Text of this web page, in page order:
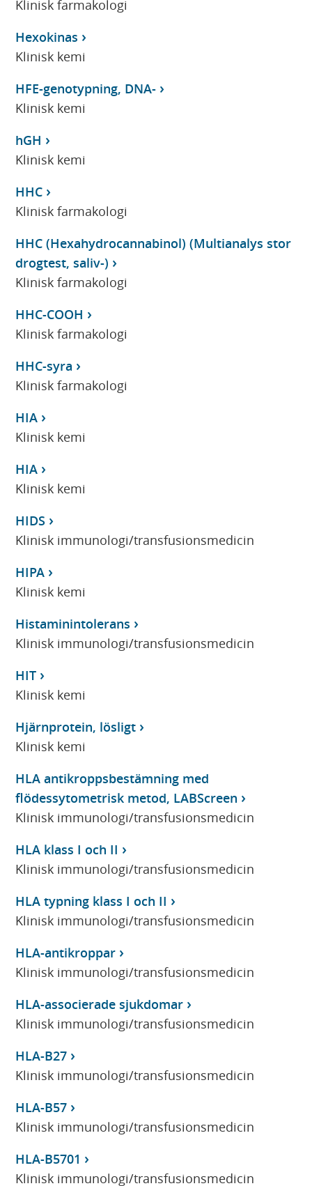
Klinisk farmakologi
Hexokinas
Klinisk kemi
HFE-genotypning, DNA-
Klinisk kemi
hGH
Klinisk kemi
HHC
Klinisk farmakologi
HHC (Hexahydrocannabinol) (Multianalys stor
drogtest, saliv-)
Klinisk farmakologi
HHC-COOH
Klinisk farmakologi
HHC-syra
Klinisk farmakologi
HIA
Klinisk kemi
HIA
Klinisk kemi
HIDS
Klinisk immunologi/transfusionsmedicin
HIPA
Klinisk kemi
Histaminintolerans
Klinisk immunologi/transfusionsmedicin
HIT
Klinisk kemi
Hjärnprotein, lösligt
Klinisk kemi
HLA antikroppsbestämning med
flödessytometrisk metod, LABScreen
Klinisk immunologi/transfusionsmedicin
HLA klass I och II
Klinisk immunologi/transfusionsmedicin
HLA typning klass I och II
Klinisk immunologi/transfusionsmedicin
HLA-antikroppar
Klinisk immunologi/transfusionsmedicin
HLA-associerade sjukdomar
Klinisk immunologi/transfusionsmedicin
HLA-B27
Klinisk immunologi/transfusionsmedicin
HLA-B57
Klinisk immunologi/transfusionsmedicin
HLA-B5701
Klinisk immunologi/transfusionsmedicin